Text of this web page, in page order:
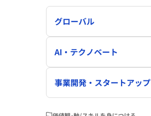
グローバル
AI・テクノベート
事業開発・スタートアップ